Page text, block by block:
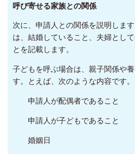
呼び寄せる家族との関係
次に、申請人との関係を説明しま
は、結婚していること、夫婦とし
とを記載します。
子どもを呼ぶ場合は、親子関係や
す。とえば、次のような内容です。
申請人が配偶者であること
申請人が子どもであること
婚姻日